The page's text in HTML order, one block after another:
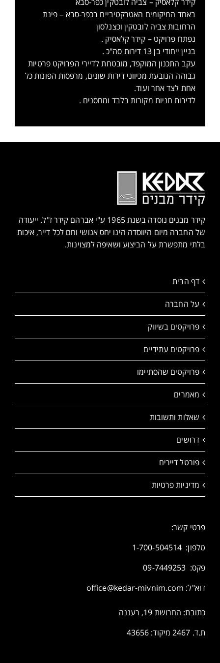
באחד המיקומים האטרקטיביים בכפר-סבא – פינת
הרחובות צביה לובטקין וכצנלסון
נפתח פרויקט – קידר קלאסיק .
בניין ייחודי בן 13 דירות סה"כ .
עקב התכנון המוקפד, מובטחת לדיירי הפרויקט פרטיות
גבוהה הנובעת מכיווני דירות שונים, מרפסות הפונות כל
אחת לצד אחר ועוד.
לדירות חניות מקורות בלבד ומחסנים .
קידר מבנים נוסדה בשנת 1965 ע"י אברהם קידר ז"ל. ייעודה
של החברה מיום היווסדה הינו יחס אנושי וחם לכל דייר, איכות
בלתי מתפשרת על הביצוע ושאיפה למצוינות.
דף הבית
על החברה
פרויקטים בשיווק
פרויקטים עתידיים
פרויקטים שהסתיימו
מאמרים
שאלות ותשובות
דרושים
פורטל דיירים
מדיניות פרטיות
פרטי קשר:
טלפון: 1-700-504514
פקס: 09-7449253
דוא"ל: office@kedar-mivnim.com
כתובת: החרושת 19, רעננה
ת.ד. 2467 מיקוד: 43656